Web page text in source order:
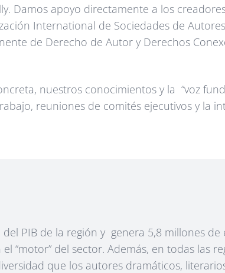
Damos apoyo directamente a los
International de Sociedades de
de Derecho de Autor y Derechos
nuestros conocimientos y la “voz
reuniones de comités ejecutivos y la
PIB de la región y genera 5,8 millones de
del sector. Además, en todas las
que los autores dramáticos,